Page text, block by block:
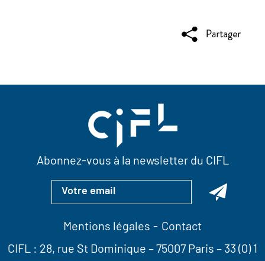
Abonnez-vous à la newsletter du CIFL
Mentions légales
Contact
CIFL : 28, rue St Dominique – 75007 Paris – 33 (0) 1